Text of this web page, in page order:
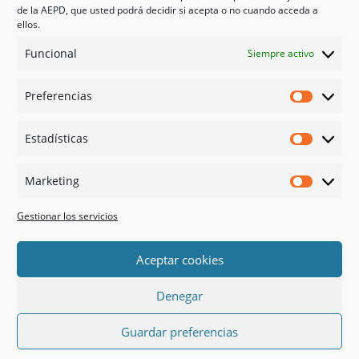
de la AEPD, que usted podrá decidir si acepta o no cuando acceda a
ellos.
Funcional Siempre activo
Preferencias
Estadísticas
Marketing
Gestionar los servicios
Aceptar cookies
Denegar
Guardar preferencias
Tienda
Psicología en Murcia
Guías
Redes sociales
Instagram
Linked in
Pago 100% Seguro
     